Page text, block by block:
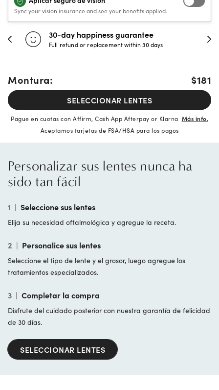
Sync your vision insurance and see your benefits applied.
30-day happiness guarantee
Full refund or replacement within 30 days
Montura: $181
SELECCIONAR LENTES
Pague en cuotas con Affirm, Cash App Afterpay or Klarna Más info.
Aceptamos tarjetas de FSA/HSA para los pagos
Personalizar sus lentes nunca ha
sido tan fácil
1 | Seleccione sus lentes
Elija su necesidad oftalmológica y agregue la receta.
2 | Personalice sus lentes
Seleccione el tipo de lente y el grosor, luego agregue los
tratamientos especializados.
3 | Completar la compra
Disfrute del cuidado posterior con nuestra garantía de felicidad
de 30 días.
SELECCIONAR LENTES